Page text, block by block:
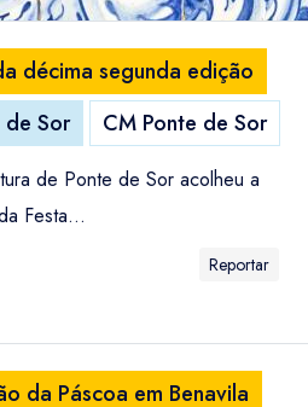
décima segunda edição
de Sor CM Ponte de Sor
de Ponte de Sor acolheu a
Festa...
Reportar
da Páscoa em Benavila